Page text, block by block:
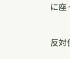
に座
反対